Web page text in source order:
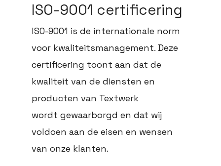
ISO-9001 certificering
ISO-9001 is de internationale norm
voor kwaliteitsmanagement. Deze
certificering toont aan dat de
kwaliteit van de diensten en
producten van Textwerk
wordt gewaarborgd en dat wij
voldoen aan de eisen en wensen
van onze klanten.